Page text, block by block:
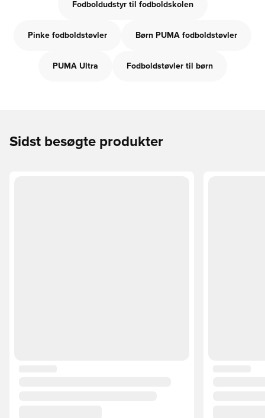
Fodboldudstyr til fodboldskolen
Pinke fodboldstøvler Børn PUMA fodboldstøvler
PUMA Ultra Fodboldstøvler til børn
Sidst besøgte produkter